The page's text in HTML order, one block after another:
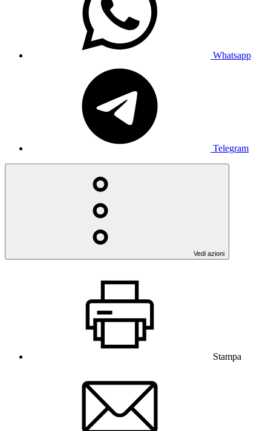
Whatsapp
Telegram
Vedi azioni
Stampa